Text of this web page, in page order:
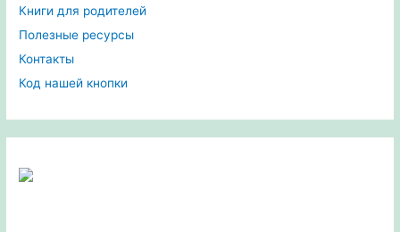
Книги для родителей
Полезные ресурсы
Контакты
Код нашей кнопки